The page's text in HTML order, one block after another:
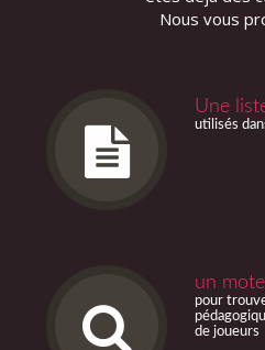
Nous vous
Une
utilisés
un
pour
de joueurs